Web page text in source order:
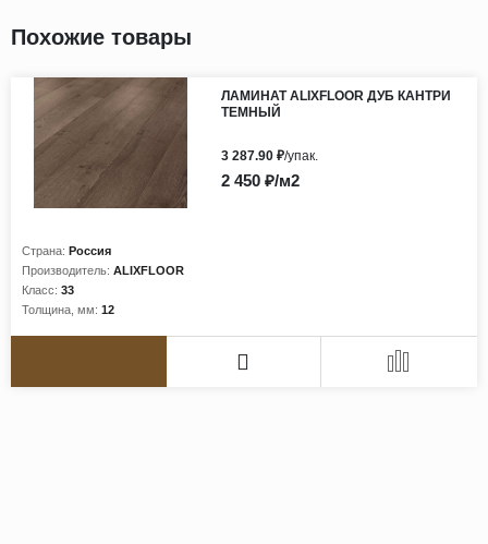
Похожие товары
ЛАМИНАТ ALIXFLOOR ДУБ КАНТРИ
ТЕМНЫЙ
Страна: Россия
Производитель: ALIXFLOOR
Класс: 33
Толщина, мм: 12
2 450 ₽/м2
3 287.90 ₽/упак.